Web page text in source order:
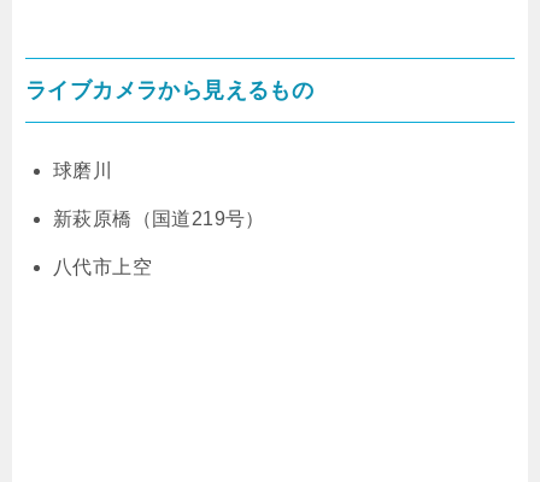
ライブカメラから見えるもの
球磨川
新萩原橋（国道219号）
八代市上空